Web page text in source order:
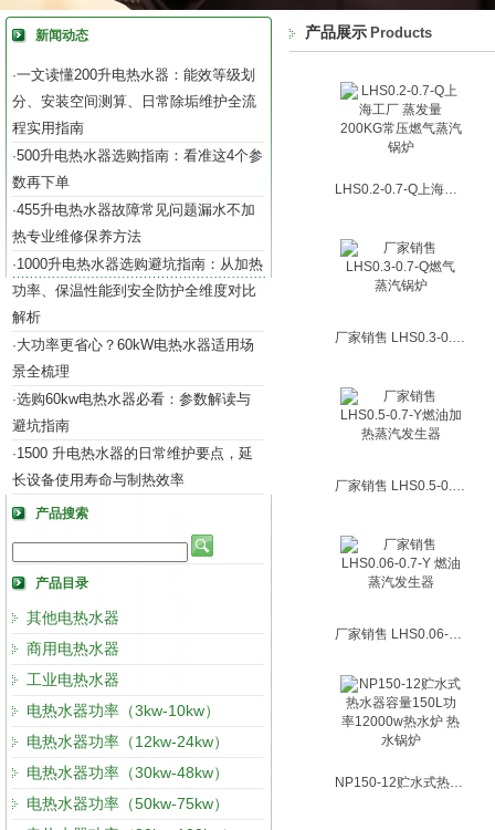
新闻动态
·一文读懂200升电热水器：能效等级划
分、安装空间测算、日常除垢维护全流
程实用指南
·500升电热水器选购指南：看准这4个参
数再下单
·455升电热水器故障常见问题漏水不加
热专业维修保养方法
·1000升电热水器选购避坑指南：从加热
功率、保温性能到安全防护全维度对比
解析
·大功率更省心？60kW电热水器适用场
景全梳理
·选购60kw电热水器必看：参数解读与
避坑指南
·1500 升电热水器的日常维护要点，延
长设备使用寿命与制热效率
产品搜索
产品目录
其他电热水器
商用电热水器
工业电热水器
电热水器功率（3kw-10kw）
电热水器功率（12kw-24kw）
电热水器功率（30kw-48kw）
电热水器功率（50kw-75kw）
产品展示 Products
LHS0.2-0.7-Q上海工厂 蒸发量200KG常压燃气蒸汽锅炉
厂家销售 LHS0.3-0.7-Q燃气蒸汽锅炉
厂家销售 LHS0.5-0.7-Y燃油加热蒸汽发生器
厂家销售 LHS0.06-0.7-Y 燃油蒸汽发生器
NP150-12贮水式热水器容量150L功率12000w热水炉 热水锅炉